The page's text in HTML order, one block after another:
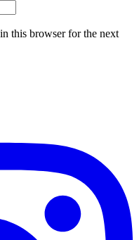
this browser for the next